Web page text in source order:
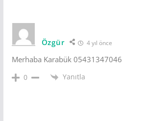
Özgür 4 yıl önce
Merhaba Karabük 05431347046
0 Yanıtla